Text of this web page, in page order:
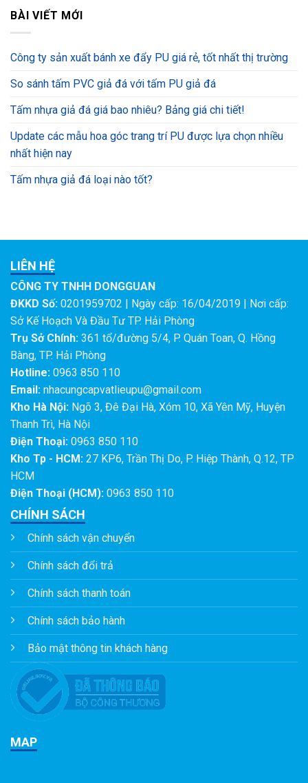
BÀI VIẾT MỚI
Công ty sản xuất bánh xe đẩy PU giá rẻ, tốt nhất thị trường
So sánh tấm PVC giả đá với tấm PU giả đá
Tấm nhựa giả đá giá bao nhiêu? Bảng giá chi tiết!
Update các mẫu hoa góc trang trí PU được lựa chọn nhiều
nhất hiện nay
Tấm nhựa giả đá loại nào tốt?
LIÊN HỆ
CÔNG TY TNHH DONGGUAN
ĐKKD Số: 0201959702 | Ngày cấp: 16/04/2019 | Nơi cấp:
Sở Kế Hoạch Và Đầu Tư TP. Hải Phòng
Trụ Sở Chính: 361 tổ/đường 5/4, P. Quán Toan, Q. Hồng
Bàng, TP. Hải Phòng
Hotline: 0963 850 110
Email: nhacungcapvatlieupu@gmail.com
Kho Hà Nội: Ngõ 3, Đê Đại Hà, Xóm 10, Xã Yên Mỹ, Huyện
Thanh Trì, Hà Nội
Điện Thoại: 0963 850 110
Kho Tp - HCM: 27 KP6, Trần Thị Do, P. Hiệp Thành, Q.12, TP
HCM
Điện Thoại (HCM): 0963 850 110
CHÍNH SÁCH
Chính sách vận chuyển
Chính sách đổi trả
Chính sách thanh toán
Chính sách bảo hành
Bảo mật thông tin khách hàng
MAP